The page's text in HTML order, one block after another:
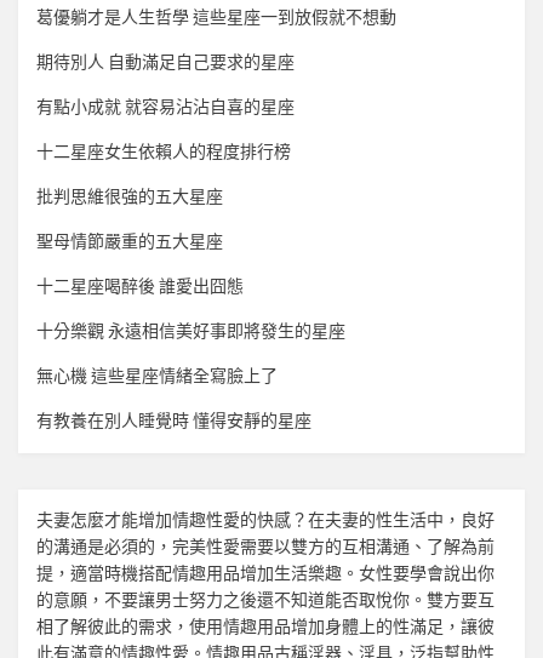
葛優躺才是人生哲學 這些星座一到放假就不想動
期待別人 自動滿足自己要求的星座
有點小成就 就容易沾沾自喜的星座
十二星座女生依賴人的程度排行榜
批判思維很強的五大星座
聖母情節嚴重的五大星座
十二星座喝醉後 誰愛出囧態
十分樂觀 永遠相信美好事即將發生的星座
無心機 這些星座情緒全寫臉上了
有教養在別人睡覺時 懂得安靜的星座
夫妻怎麼才能增加情趣性愛的快感？在夫妻的性生活中，良好
的溝通是必須的，完美性愛需要以雙方的互相溝通、了解為前
提，適當時機搭配情趣用品增加生活樂趣。女性要學會說出你
的意願，不要讓男士努力之後還不知道能否取悅你。雙方要互
相了解彼此的需求，使用情趣用品增加身體上的性滿足，讓彼